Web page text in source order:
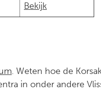
Bekijk
. Weten hoe de
in onder andere